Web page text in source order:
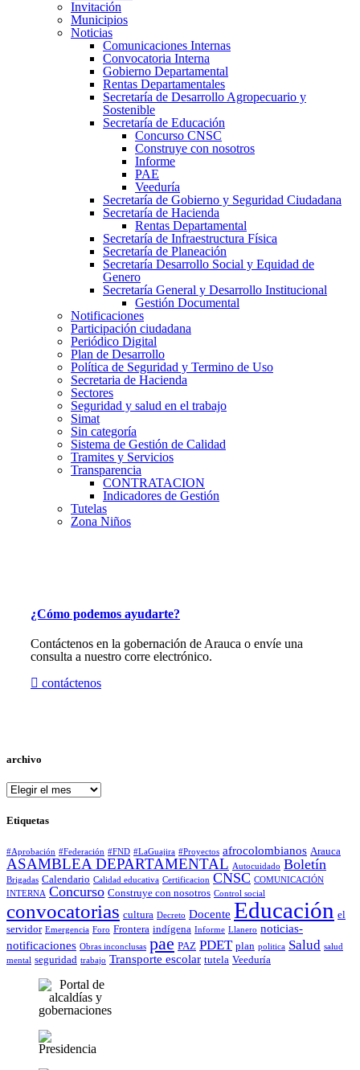
Invitación
Municipios
Noticias
Comunicaciones Internas
Convocatoria Interna
Gobierno Departamental
Rentas Departamentales
Secretaría de Desarrollo Agropecuario y
Sostenible
Secretaría de Educación
Concurso CNSC
Construye con nosotros
Informe
PAE
Veeduría
Secretaría de Gobierno y Seguridad Ciudadana
Secretaría de Hacienda
Rentas Departamental
Secretaría de Infraestructura Física
Secretaría de Planeación
Secretaría Desarrollo Social y Equidad de
Genero
Secretaría General y Desarrollo Institucional
Gestión Documental
Notificaciones
Participación ciudadana
Periódico Digital
Plan de Desarrollo
Política de Seguridad y Termino de Uso
Secretaria de Hacienda
Sectores
Seguridad y salud en el trabajo
Simat
Sin categoría
Sistema de Gestión de Calidad
Tramites y Servicios
Transparencia
CONTRATACION
Indicadores de Gestión
Tutelas
Zona Niños
¿Cómo podemos ayudarte?
Contáctenos en la gobernación de Arauca o envíe una
consulta a nuestro corre electrónico.
contáctenos
archivo
archivo
Etiquetas
#Aprobación #Federación #FND #LaGuajira #Proyectos afrocolombianos Arauca
ASAMBLEA DEPARTAMENTAL Autocuidado Boletín
Brigadas Calendario Calidad educativa Certificacion CNSC COMUNICACIÓN
INTERNA Concurso Construye con nosotros Control social
convocatorias cultura Decreto Docente Educación el
servidor Emergencia Foro Frontera indígena Informe Llanero noticias-
notificaciones Obras inconclusas pae PAZ PDET plan politica Salud salud
mental seguridad trabajo Transporte escolar tutela Veeduría